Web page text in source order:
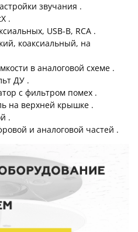
звучания .
.
USB-B, RCA .
коаксиальный, на
в аналоговой схеме .
ДУ .
с фильтром помех .
на верхней крышке .
.
и аналоговой частей .